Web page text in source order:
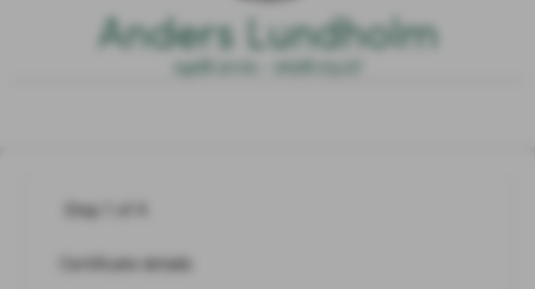
Anders Lundholm
1928.10.01 - 2026.03.27